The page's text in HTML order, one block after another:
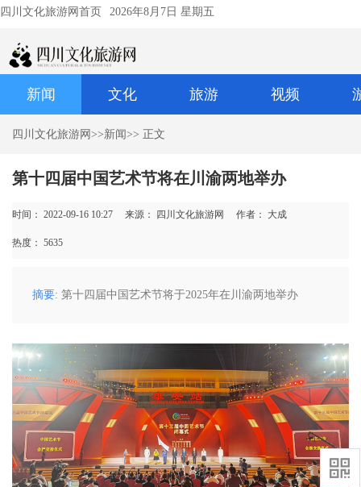
四川文化旅游网首页 2026年8月7日 星期五
新闻 文化 旅游 视频
四川文化旅游网 >>新闻>> 正文
第十四届中国艺术节将在川渝两地举办
时间： 2022-09-16 10:27 来源： 四川文化旅游网 作者： 大成
热度： 5635
摘要: 第十四届中国艺术节将于2025年在川渝两地举办